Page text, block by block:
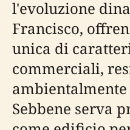
l'evoluzione
Francisco,
unica di
commerciali,
Sebbene serva